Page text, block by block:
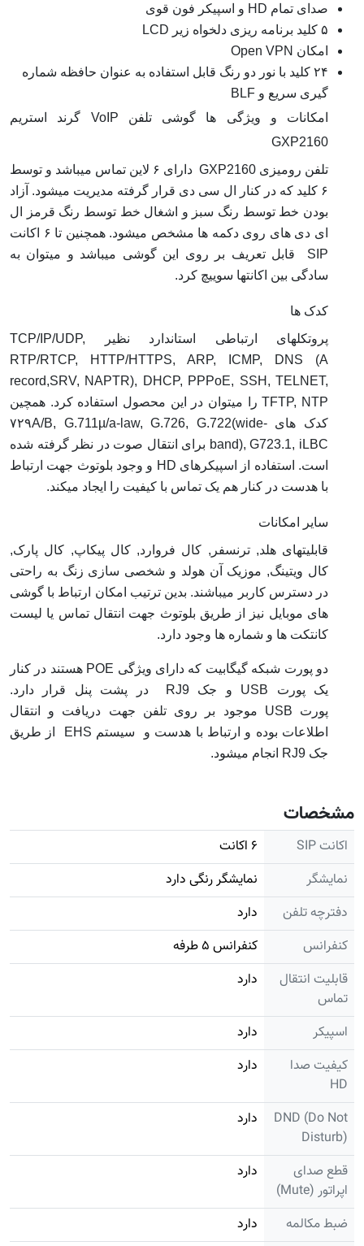
صدای تمام HD و اسپیکر فون قوی
۵ کلید برنامه ریزی دلخواه زیر LCD
امکان Open VPN
۲۴ کلید با نور دو رنگ قابل استفاده به عنوان حافظه شماره
گیری سریع و BLF
امکانات و ویژگی ها گوشی تلفن VoIP گرند استریم
GXP2160
تلفن رومیزی GXP2160 دارای ۶ لاین تماس میباشد و توسط
۶ کلید که در کنار ال سی دی قرار گرفته مدیریت میشود. آزاد
بودن خط توسط رنگ سبز و اشغال خط توسط رنگ قرمز ال
ای دی های روی دکمه ها مشخص میشود. همچنین تا ۶ اکانت
SIP قابل تعریف بر روی این گوشی میباشد و میتوان به
سادگی بین اکانتها سوییچ کرد.
کدک ها
پروتکلهای ارتباطی استاندارد نظیر TCP/IP/UDP,
RTP/RTCP, HTTP/HTTPS, ARP, ICMP, DNS (A
record,SRV, NAPTR), DHCP, PPPoE, SSH, TELNET,
TFTP, NTP را میتوان در این محصول استفاده کرد. همچین
کدک های ۷۲۹A/B, G.711µ/a-law, G.726, G.722(wide-
band), G723.1, iLBC برای انتقال صوت در نظر گرفته شده
است. استفاده از اسپیکرهای HD و وجود بلوتوث جهت ارتباط
با هدست در کنار هم یک تماس با کیفیت را ایجاد میکند.
سایر امکانات
قابلیتهای هلد, ترنسفر, کال فروارد, کال پیکاپ, کال پارک,
کال ویتینگ, موزیک آن هولد و شخصی سازی زنگ به راحتی
در دسترس کاربر میباشند. بدین ترتیب امکان ارتباط با گوشی
های موبایل نیز از طریق بلوتوث جهت انتقال تماس یا لیست
کانتکت ها و شماره ها وجود دارد.
دو پورت شبکه گیگابیت که دارای ویژگی POE هستند در کنار
یک پورت USB و جک RJ9 در پشت پنل قرار دارد.
پورت USB موجود بر روی تلفن جهت دریافت و انتقال
اطلاعات بوده و ارتباط با هدست و سیستم EHS از طریق
جک RJ9 انجام میشود.
مشخصات
اکانت SIP
۶ اکانت
نمایشگر
نمایشگر رنگی دارد
دفترچه تلفن
دارد
کنفرانس
کنفرانس ۵ طرفه
قابلیت انتقال
تماس
دارد
اسپیکر
دارد
کیفیت صدا
HD
دارد
DND (Do Not
Disturb)
دارد
قطع صدای
اپراتور (Mute)
دارد
ضبط مکالمه دارد